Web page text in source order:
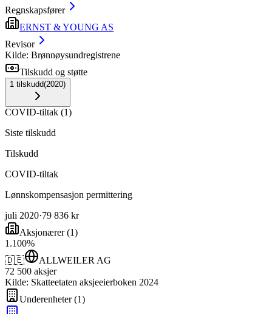
Regnskapsfører
ERNST & YOUNG AS
Revisor
Kilde: Brønnøysundregistrene
Tilskudd og støtte
1 tilskudd(2020)
COVID-tiltak (1)
Siste tilskudd
Tilskudd
COVID-tiltak
Lønnskompensasjon permittering
juli 2020·79 836 kr
Aksjonærer(1)
1 .100%
🇩🇪
ALLWEILER AG
72 500 aksjer
Kilde: Skatteetaten aksjeeierboken 2024
Underenheter(1)